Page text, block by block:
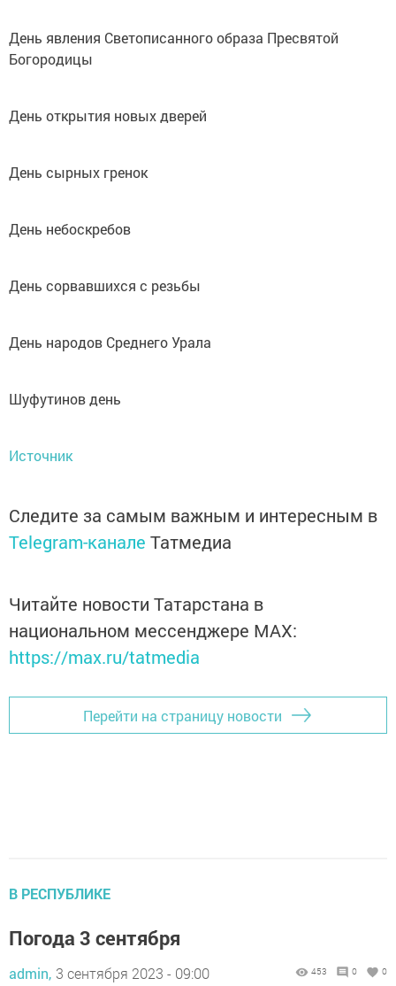
День явления Светописанного образа Пресвятой
Богородицы
День открытия новых дверей
День сырных гренок
День небоскребов
День сорвавшихся с резьбы
День народов Среднего Урала
Шуфутинов день
Источник
Следите за самым важным и интересным в
Telegram-канале Татмедиа
Читайте новости Татарстана в
национальном мессенджере MАХ:
https://max.ru/tatmedia
Перейти на страницу новости
В РЕСПУБЛИКЕ
Погода 3 сентября
admin, 3 сентября 2023 - 09:00 453 0 0